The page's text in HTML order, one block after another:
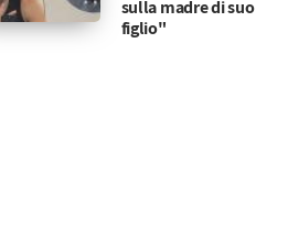
sulla madre di suo
figlio"